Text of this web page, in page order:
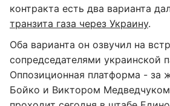
контракта есть два варианта
транзита газа через Украину.
Оба варианта он озвучил на
сопредседателями украинской
Оппозиционная платформа - за
Бойко и Виктором